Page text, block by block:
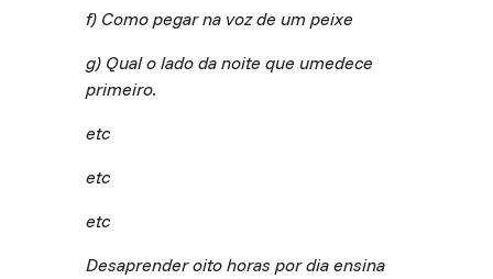
f) Como pegar na voz de um peixe
g) Qual o lado da noite que umedece
primeiro.
etc
etc
etc
Desaprender oito horas por dia ensina